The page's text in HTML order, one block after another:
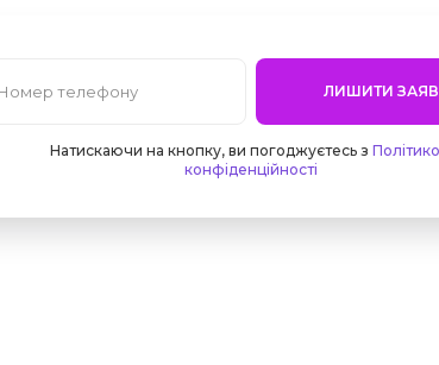
ЛИШИТИ
Натискаючи на кнопку, ви погоджуєтесь з
конфіденційності